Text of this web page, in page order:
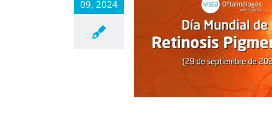
09, 2024